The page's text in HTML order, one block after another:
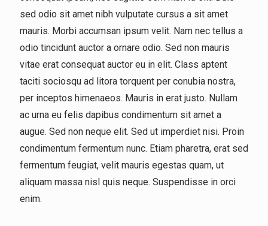
sed odio sit amet nibh vulputate cursus a sit amet
mauris. Morbi accumsan ipsum velit. Nam nec tellus a
odio tincidunt auctor a ornare odio. Sed non mauris
vitae erat consequat auctor eu in elit. Class aptent
taciti sociosqu ad litora torquent per conubia nostra,
per inceptos himenaeos. Mauris in erat justo. Nullam
ac urna eu felis dapibus condimentum sit amet a
augue. Sed non neque elit. Sed ut imperdiet nisi. Proin
condimentum fermentum nunc. Etiam pharetra, erat sed
fermentum feugiat, velit mauris egestas quam, ut
aliquam massa nisl quis neque. Suspendisse in orci
enim.